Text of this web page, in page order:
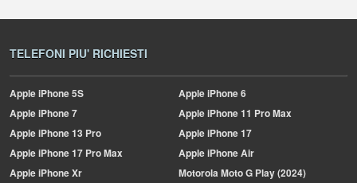
TELEFONI PIU' RICHIESTI
AppleiPhone 5S AppleiPhone 6
AppleiPhone 7 AppleiPhone 11 Pro Max
AppleiPhone 13 Pro AppleiPhone 17
AppleiPhone 17 Pro Max AppleiPhone Air
AppleiPhone Xr MotorolaMoto G Play (2024)